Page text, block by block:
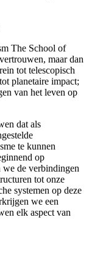
The School of
maar dan
tot telescopisch
planetaire impact;
van het leven op
dat als
te kunnen
op
de verbindingen
tot onze
systemen op deze
we een
elk aspect van